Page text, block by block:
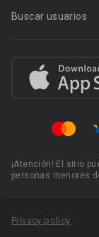
Buscar usuarios
¡Atención! El sitio
personas menores
Privacy policy